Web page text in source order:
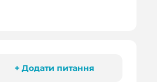
+ Додати питання